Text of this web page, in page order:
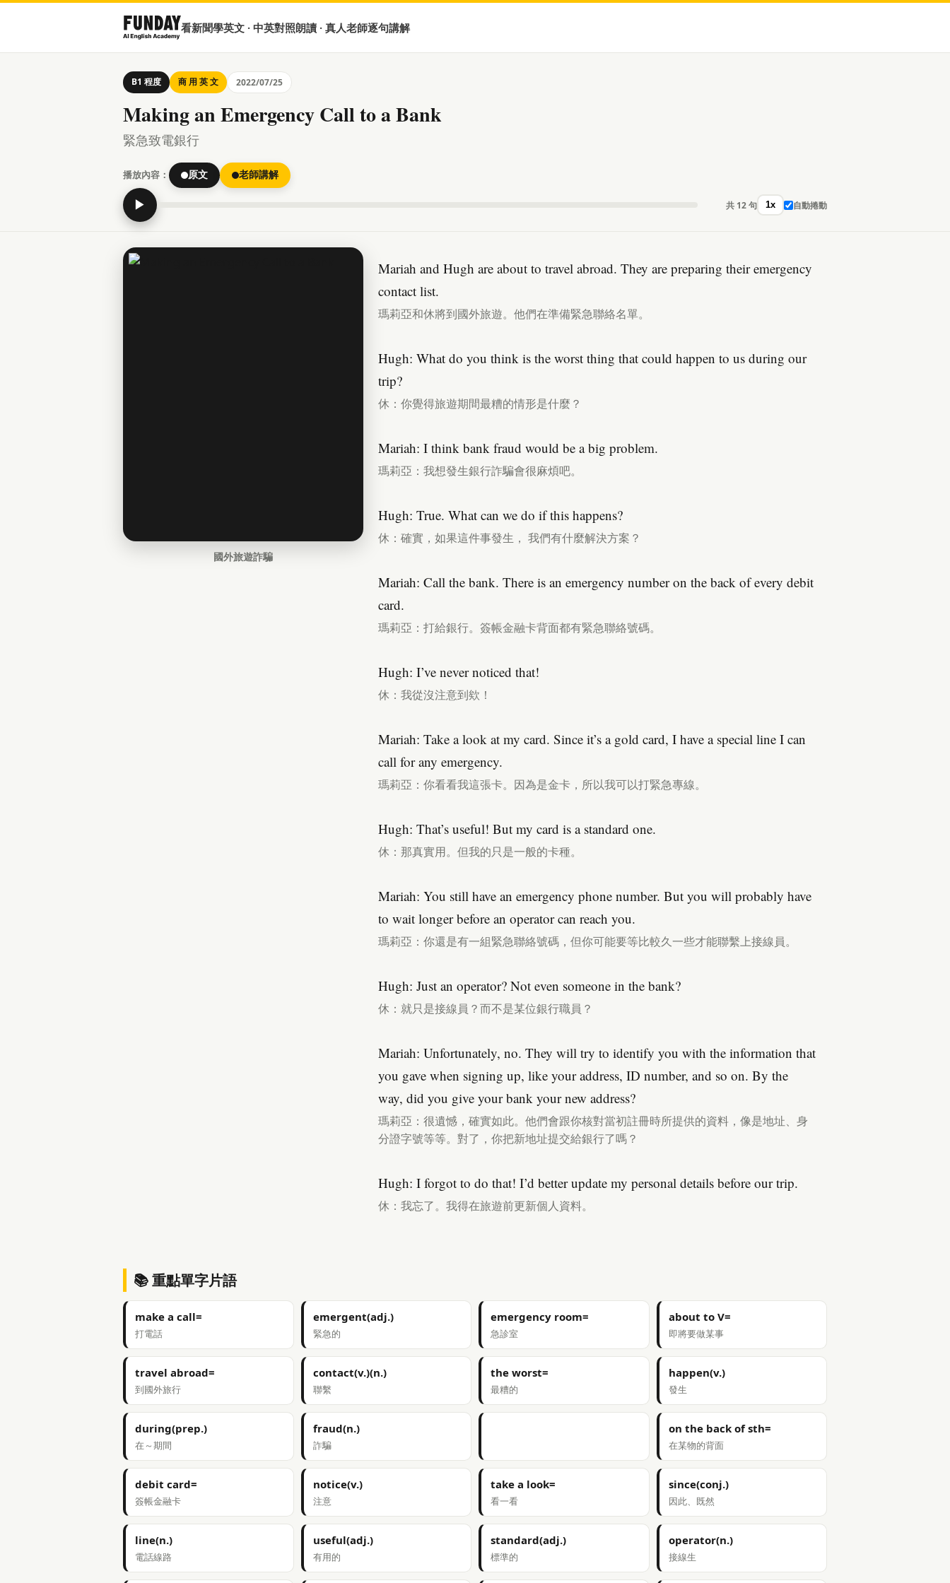
看新聞學英文 · 中英對照朗讀 · 真人老師逐句講解
B1 程度 商 用 英 文 2022/07/25
Making an Emergency Call to a Bank
緊急致電銀行
播放內容： 原文 老師講解
▶ 共 12 句 1x 自動捲動
國外旅遊詐騙
Mariah and Hugh are about to travel abroad. They are preparing their emergency
contact list.
瑪莉亞和休將到國外旅遊。他們在準備緊急聯絡名單。
Hugh: What do you think is the worst thing that could happen to us during our
trip?
休：你覺得旅遊期間最糟的情形是什麼？
Mariah: I think bank fraud would be a big problem.
瑪莉亞：我想發生銀行詐騙會很麻煩吧。
Hugh: True. What can we do if this happens?
休：確實，如果這件事發生， 我們有什麼解決方案？
Mariah: Call the bank. There is an emergency number on the back of every debit
card.
瑪莉亞：打給銀行。簽帳金融卡背面都有緊急聯絡號碼。
Hugh: I’ve never noticed that!
休：我從沒注意到欸！
Mariah: Take a look at my card. Since it’s a gold card, I have a special line I can
call for any emergency.
瑪莉亞：你看看我這張卡。因為是金卡，所以我可以打緊急專線。
Hugh: That’s useful! But my card is a standard one.
休：那真實用。但我的只是一般的卡種。
Mariah: You still have an emergency phone number. But you will probably have
to wait longer before an operator can reach you.
瑪莉亞：你還是有一組緊急聯絡號碼，但你可能要等比較久一些才能聯繫上接線員。
Hugh: Just an operator? Not even someone in the bank?
休：就只是接線員？而不是某位銀行職員？
Mariah: Unfortunately, no. They will try to identify you with the information that
you gave when signing up, like your address, ID number, and so on. By the
way, did you give your bank your new address?
瑪莉亞：很遺憾，確實如此。他們會跟你核對當初註冊時所提供的資料，像是地址、身
分證字號等等。對了，你把新地址提交給銀行了嗎？
Hugh: I forgot to do that! I’d better update my personal details before our trip.
休：我忘了。我得在旅遊前更新個人資料。
📚 重點單字片語
make a call=
打電話
emergent(adj.)
緊急的
emergency room=
急診室
about to V=
即將要做某事
travel abroad=
到國外旅行
contact(v.)(n.)
聯繫
the worst=
最糟的
happen(v.)
發生
during(prep.)
在～期間
fraud(n.)
詐騙
on the back of sth=
在某物的背面
debit card=
簽帳金融卡
notice(v.)
注意
take a look=
看一看
since(conj.)
因此、既然
line(n.)
電話線路
useful(adj.)
有用的
standard(adj.)
標準的
operator(n.)
接線生